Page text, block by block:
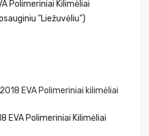
Polimeriniai Kilimėliai
"liežuvėliu")
EVA Polimeriniai Kilimėliai